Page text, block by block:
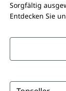
Sorgfältig
Entdecken Sie